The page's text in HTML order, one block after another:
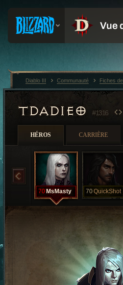
TDADIEO #1316
HÉROS CARRIÈRE
70 MsMasty 70QuickShot
Diablo III Communauté Fiches